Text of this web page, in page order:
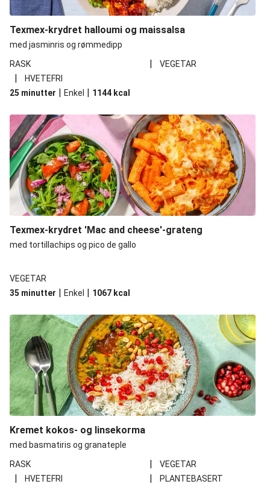
Texmex-krydret halloumi og maissalsa
med jasminris og rømmedipp
RASK
| VEGETAR
|
HVETEFRI
25 minutter | Enkel | 1144 kcal
Texmex-krydret 'Mac and cheese'-grateng
med tortillachips og pico de gallo
VEGETAR
35 minutter | Enkel | 1067 kcal
Kremet kokos- og linsekorma
med basmatiris og granateple
RASK
| VEGETAR
| HVETEFRI | PLANTEBASERT